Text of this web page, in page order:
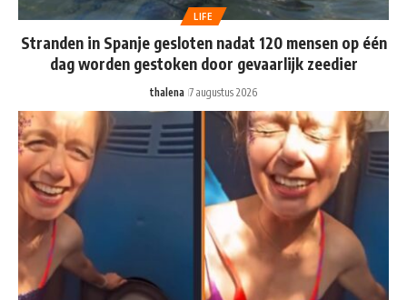
LIFE
Stranden in Spanje gesloten nadat 120 mensen op één
dag worden gestoken door gevaarlijk zeedier
thalena 7 augustus 2026